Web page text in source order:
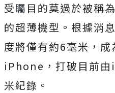
受矚目的莫過於被稱
的超薄機型。根據消
度將僅有約6毫米，
iPhone，打破目前
米紀錄。